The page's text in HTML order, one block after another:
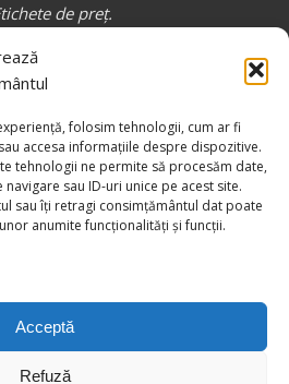
folosim tehnologii, cum ar fi
accesa informațiile despre dispozitive.
tehnologii ne permite să procesăm date,
sau ID-uri unice pe acest site.
sau îți retragi consimțământul dat poate
anumite funcționalități și funcții.
Acceptă
Refuză
de preț.
pentru toți profesioniștii din
mobilă, etc.
RB